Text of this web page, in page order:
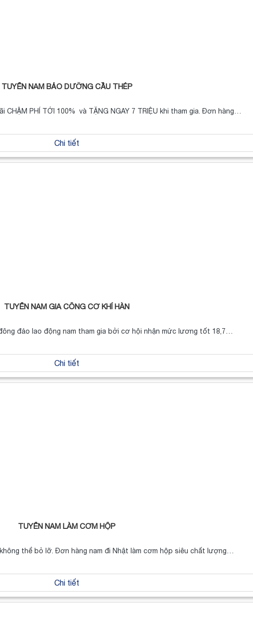
TUYỂN NAM BẢO DƯỠNG CẦU THÉP
CHẬM PHÍ TỚI 100% và TẶNG NGAY 7 TRIỆU khi tham gia. Đơn hàng…
Chi tiết
TUYỂN NAM GIA CÔNG CƠ KHÍ HÀN
đảo lao động nam tham gia bởi cơ hội nhận mức lương tốt 18,7…
Chi tiết
TUYỂN NAM LÀM CƠM HỘP
thể bỏ lỡ. Đơn hàng nam đi Nhật làm cơm hộp siêu chất lượng…
Chi tiết